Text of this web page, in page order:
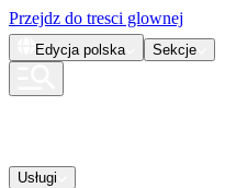
Przejdz do tresci glownej
Edycja polska Sekcje
Usługi